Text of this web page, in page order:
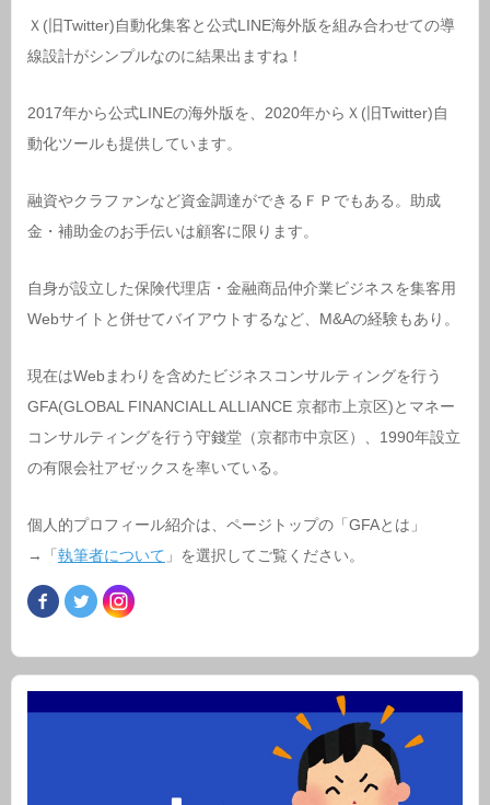
Ｘ(旧Twitter)自動化集客と公式LINE海外版を組み合わせての導
線設計がシンプルなのに結果出ますね！
2017年から公式LINEの海外版を、2020年からＸ(旧Twitter)自
動化ツールも提供しています。
融資やクラファンなど資金調達ができるＦＰでもある。助成
金・補助金のお手伝いは顧客に限ります。
自身が設立した保険代理店・金融商品仲介業ビジネスを集客用
Webサイトと併せてバイアウトするなど、M&Aの経験もあり。
現在はWebまわりを含めたビジネスコンサルティングを行う
GFA(GLOBAL FINANCIALL ALLIANCE 京都市上京区)とマネー
コンサルティングを行う守錢堂（京都市中京区）、1990年設立
の有限会社アゼックスを率いている。
個人的プロフィール紹介は、ページトップの「GFAとは」
→「 執筆者について 」を選択してご覧ください。